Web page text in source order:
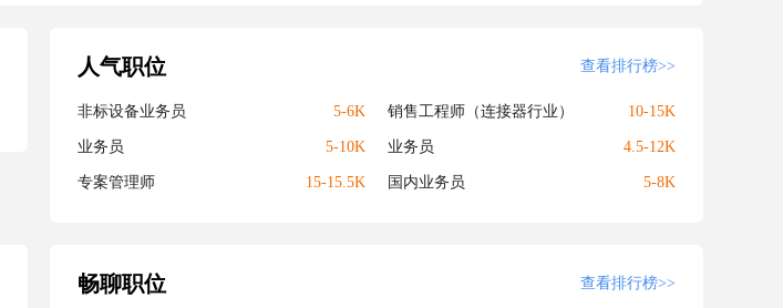
人气职位 查看排行榜>>
非标设备业务员 5-6K 销售工程师（连接器行业） 10-15K
业务员 5-10K 业务员 4.5-12K
专案管理师 15-15.5K 国内业务员 5-8K
畅聊职位 查看排行榜>>